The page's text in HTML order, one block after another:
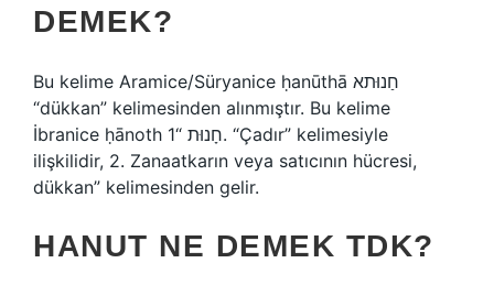
DEMEK?
Bu kelime Aramice/Süryanice ḥanūthā חַנוּתא
“dükkan” kelimesinden alınmıştır. Bu kelime
İbranice ḥānoth חָנוּת “1. “Çadır” kelimesiyle
ilişkilidir, 2. Zanaatkarın veya satıcının hücresi,
dükkan” kelimesinden gelir.
HANUT NE DEMEK TDK?